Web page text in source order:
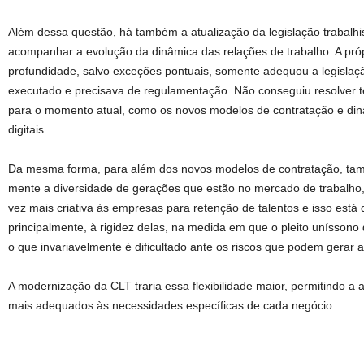
Além dessa questão, há também a atualização da legislação
acompanhar a evolução da dinâmica das relações de trabalho. A
profundidade, salvo exceções pontuais, somente adequou a
executado e precisava de regulamentação. Não conseguiu resolver
para o momento atual, como os novos modelos de contratação e
digitais.
Da mesma forma, para além dos novos modelos de contratação,
mente a diversidade de gerações que estão no mercado de
vez mais criativa às empresas para retenção de talentos e isso está
principalmente, à rigidez delas, na medida em que o pleito
o que invariavelmente é dificultado ante os riscos que podem gerar
A modernização da CLT traria essa flexibilidade maior, permitindo a
mais adequados às necessidades específicas de cada negócio.